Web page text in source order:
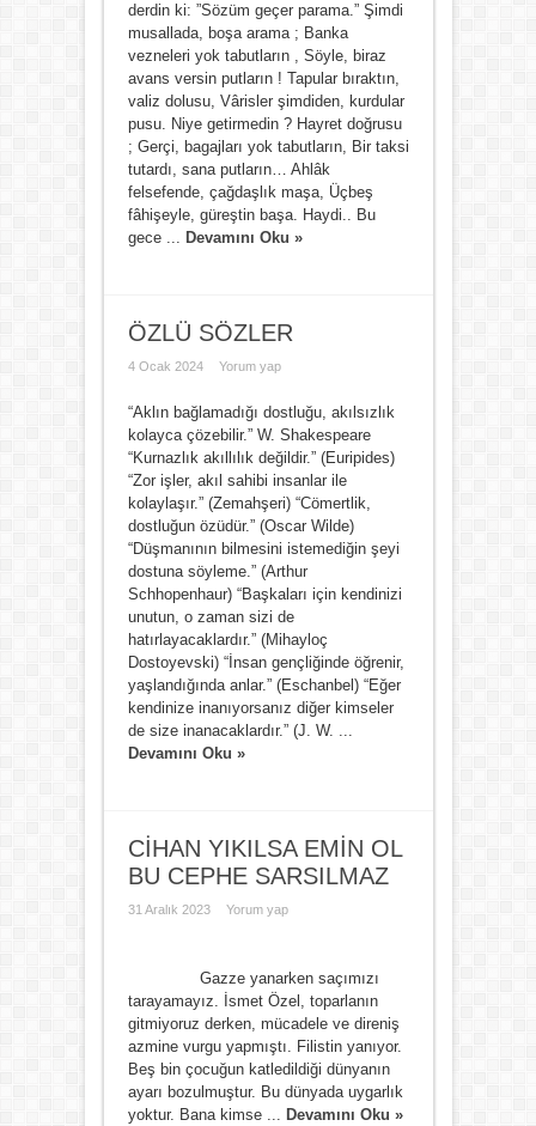
derdin ki: ”Sözüm geçer parama.” Şimdi
musallada, boşa arama ; Banka
vezneleri yok tabutların , Söyle, biraz
avans versin putların ! Tapular bıraktın,
valiz dolusu, Vârisler şimdiden, kurdular
pusu. Niye getirmedin ? Hayret doğrusu
; Gerçi, bagajları yok tabutların, Bir taksi
tutardı, sana putların… Ahlâk
felsefende, çağdaşlık maşa, Üçbeş
fâhişeyle, güreştin başa. Haydi.. Bu
gece ... Devamını Oku »
ÖZLÜ SÖZLER
4 Ocak 2024 Yorum yap
“Aklın bağlamadığı dostluğu, akılsızlık
kolayca çözebilir.” W. Shakespeare
“Kurnazlık akıllılık değildir.” (Euripides)
“Zor işler, akıl sahibi insanlar ile
kolaylaşır.” (Zemahşeri) “Cömertlik,
dostluğun özüdür.” (Oscar Wilde)
“Düşmanının bilmesini istemediğin şeyi
dostuna söyleme.” (Arthur
Schhopenhaur) “Başkaları için kendinizi
unutun, o zaman sizi de
hatırlayacaklardır.” (Mihayloç
Dostoyevski) “İnsan gençliğinde öğrenir,
yaşlandığında anlar.” (Eschanbel) “Eğer
kendinize inanıyorsanız diğer kimseler
de size inanacaklardır.” (J. W. ...
Devamını Oku »
CİHAN YIKILSA EMİN OL
BU CEPHE SARSILMAZ
31 Aralık 2023 Yorum yap
Gazze yanarken saçımızı
tarayamayız. İsmet Özel, toparlanın
gitmiyoruz derken, mücadele ve direniş
azmine vurgu yapmıştı. Filistin yanıyor.
Beş bin çocuğun katledildiği dünyanın
ayarı bozulmuştur. Bu dünyada uygarlık
yoktur. Bana kimse ... Devamını Oku »